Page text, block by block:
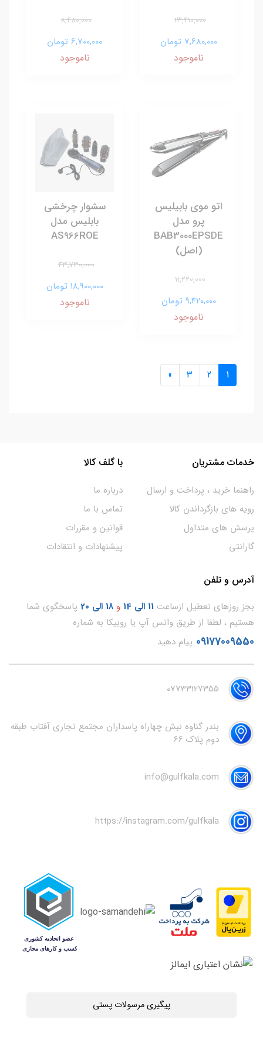
13,410,000
7,680,000 تومان
ناموجود
8,480,000
6,700,000 تومان
ناموجود
اتو موی بابیلیس
پرو مدل
BAB3000EPSDE
(اصل)
11,220,000
9,420,000 تومان
ناموجود
سشوار چرخشی
بابلیس مدل
AS966ROE
43,730,000
18,900,000 تومان
ناموجود
1
2
3
»
خدمات مشتریان
راهنما خرید ، پرداخت و ارسال
رویه های بازگرداندن کالا
پرسش های متداول
گارانتی
با گلف کالا
درباره ما
تماس با ما
قوانین و مقررات
پیشنهادات و انتقادات
آدرس و تلفن
بجز روزهای تعطیل ازساعت 11 الی 14 و 18 الی 20
پاسخگوی شما
هستیم ، لطفا از طریق واتس آپ یا روبیکا به شماره
09177009550 پیام دهید
07733127355
بندر گناوه نبش چهاراه پاسداران مجتمع تجاری آفتاب طبقه
دوم پلاک 66
info@gulfkala.com
https://instagram.com/gulfkala
پیگیری مرسولات پستی